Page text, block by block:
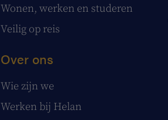
Wonen, werken en studeren
Veilig op reis
Over ons
Wie zijn we
Werken bij Helan